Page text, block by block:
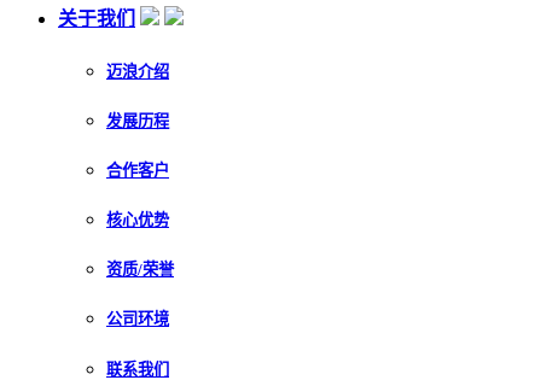
关于我们
迈浪介绍
发展历程
合作客户
核心优势
资质/荣誉
公司环境
联系我们